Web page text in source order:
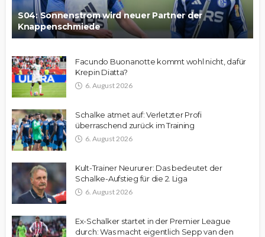
S04: Sonnenstrom wird neuer Partner der
Knappenschmiede
Facundo Buonanotte kommt wohl nicht, dafür
Krepin Diatta?
6. August 2026
Schalke atmet auf: Verletzter Profi
überraschend zurück im Training
6. August 2026
Kult-Trainer Neururer: Das bedeutet der
Schalke-Aufstieg für die 2. Liga
6. August 2026
Ex-Schalker startet in der Premier League
durch: Was macht eigentlich Sepp van den